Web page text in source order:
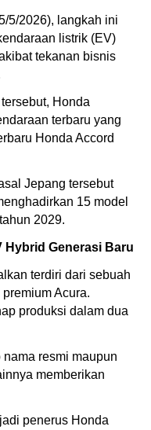
5/2026), langkah ini
listrik (EV)
tekanan bisnis
Honda
terbaru yang
Honda Accord
Jepang tersebut
15 model
2029.
Hybrid Generasi Baru
terdiri dari sebuah
Acura.
produksi dalam dua
resmi maupun
memberikan
penerus Honda